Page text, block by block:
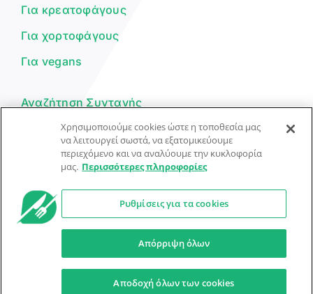
Για κρεατοφάγους
Για χορτοφάγους
Για vegans
Αναζήτηση Συνταγής
Υποβολή Συνταγής
Φόρμα Επικοινωνίας
© Dorpon • Μηχανή αναζήτησης για …καλοφαγάδες!
Προστασία Προσωπικών Δεδομένων Όροι Xρήσης
Ο βοηθός μπορεί να κάνει λάθη — ελέγξτε τις συνταγές.
Χρησιμοποιούμε cookies ώστε η τοποθεσία μας
να λειτουργεί σωστά, να εξατομικεύουμε
περιεχόμενο και να αναλύουμε την κυκλοφορία
μας. Περισσότερες πληροφορίες
Ρυθμίσεις για τα cookies
Απόρριψη όλων
Αποδοχή όλων των cookies